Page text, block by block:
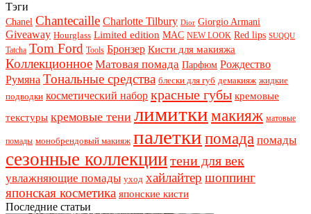
Тэги
Chanel Chantecaille Charlotte Tilbury Dior Giorgio Armani
Giveaway Hourglass Limited edition MAC NEW LOOK Red lips SUQQU
Tatcha Tom Ford Tools Бронзер Кисти для макияжа
Коллекционное Матовая помада Парфюм Рождество
Румяна Тональные средства блески для губ демакияж жидкие
подводки косметический набор красные губы кремовые
текстуры кремовые тени лимиткимакияж матовые
помады монобрендовый макияж палеткипомада помады
сезонные коллекциитени для век
увлажняющие помады уход хайлайтер шоппинг
японская косметика японские кисти
Последние статьи